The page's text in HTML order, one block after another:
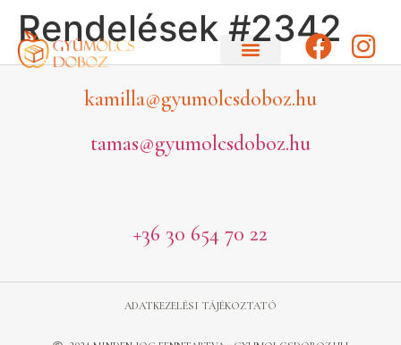
Rendelések #2342
kamilla@gyumolcsdoboz.hu
tamas@gyumolcsdoboz.hu
+36 30 654 70 22
ADATKEZELÉSI TÁJÉKOZTATÓ